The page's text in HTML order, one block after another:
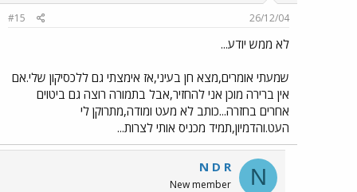
26/12/04
#15
לא ממש יודע...
שמעתי אומרים,מצא חן בעיני,אז אימצתי גם ללכסיקון שלי.אם
אין ברירה מוכן אני להחזיר,אבל בתמורה רוצה גם ביטוים
אחרים בחזרה...כותב לא מעט ומודה,מתרוקן לי
העט.והדמיון,תמיד מכניס אותי לצרות...
N
N D R
New member